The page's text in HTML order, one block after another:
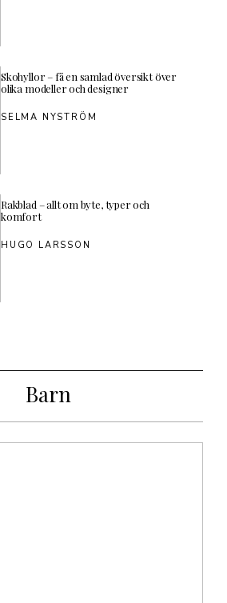
Skohyllor – få en samlad översikt över
olika modeller och designer
SELMA NYSTRÖM
Rakblad – allt om byte, typer och
komfort
HUGO LARSSON
Barn